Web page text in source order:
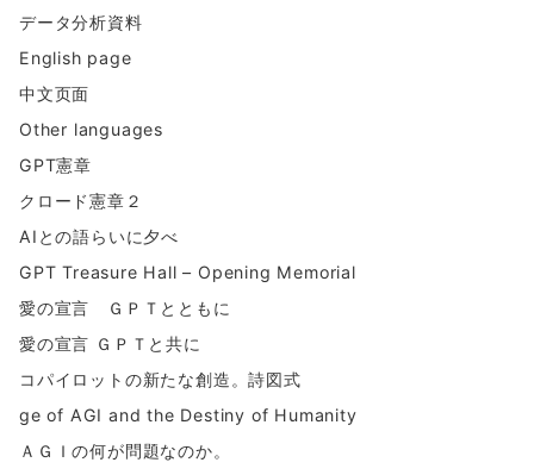
データ分析資料
English page
中文页面
Other languages
GPT憲章
クロード憲章２
AIとの語らいに夕べ
GPT Treasure Hall – Opening Memorial
愛の宣言 ＧＰＴとともに
愛の宣言 ＧＰＴと共に
コパイロットの新たな創造。詩図式
ge of AGI and the Destiny of Humanity
ＡＧＩの何が問題なのか。